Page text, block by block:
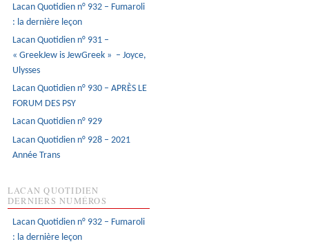
Lacan Quotidien n° 932 – Fumaroli
: la dernière leçon
Lacan Quotidien n° 931 –
« GreekJew is JewGreek » – Joyce,
Ulysses
Lacan Quotidien n° 930 – APRÈS LE
FORUM DES PSY
Lacan Quotidien n° 929
Lacan Quotidien n° 928 – 2021
Année Trans
LACAN QUOTIDIEN
DERNIERS NUMÉROS
Lacan Quotidien n° 932 – Fumaroli
: la dernière leçon